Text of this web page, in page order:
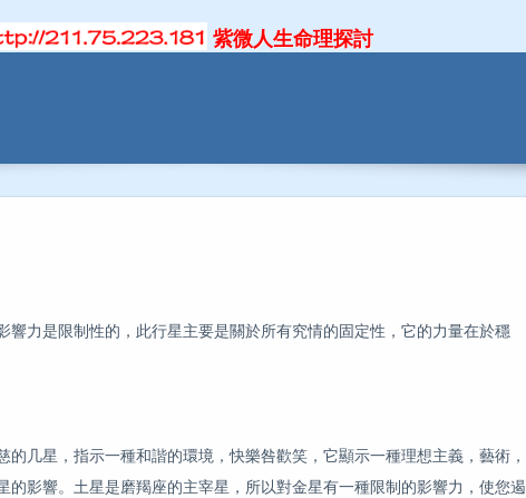
紫微人生命理探討
力是限制性的，此行星主要是關於所有究情的固定性，它的力量在於穩
几星，指示一種和諧的環境，快樂咎歡笑，它顯示一種理想主義，藝術，
影響。土星是磨羯座的主宰星，所以對金星有一種限制的影響力，使您遏